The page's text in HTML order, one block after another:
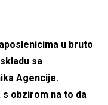
u bruto
sa
Agencije.
s obzirom na to da